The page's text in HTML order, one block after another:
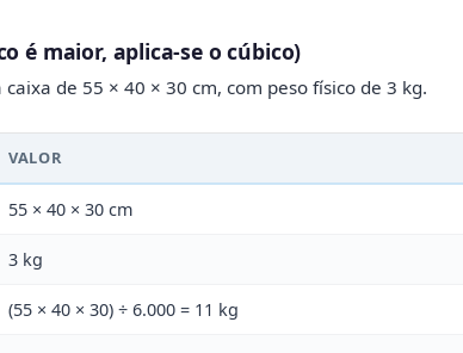
é maior, aplica-se o cúbico)
de 55 × 40 × 30 cm, com peso físico de 3 kg.
VALOR
55 × 40 × 30 cm
3 kg
(55 × 40 × 30) ÷ 6.000 = 11 kg